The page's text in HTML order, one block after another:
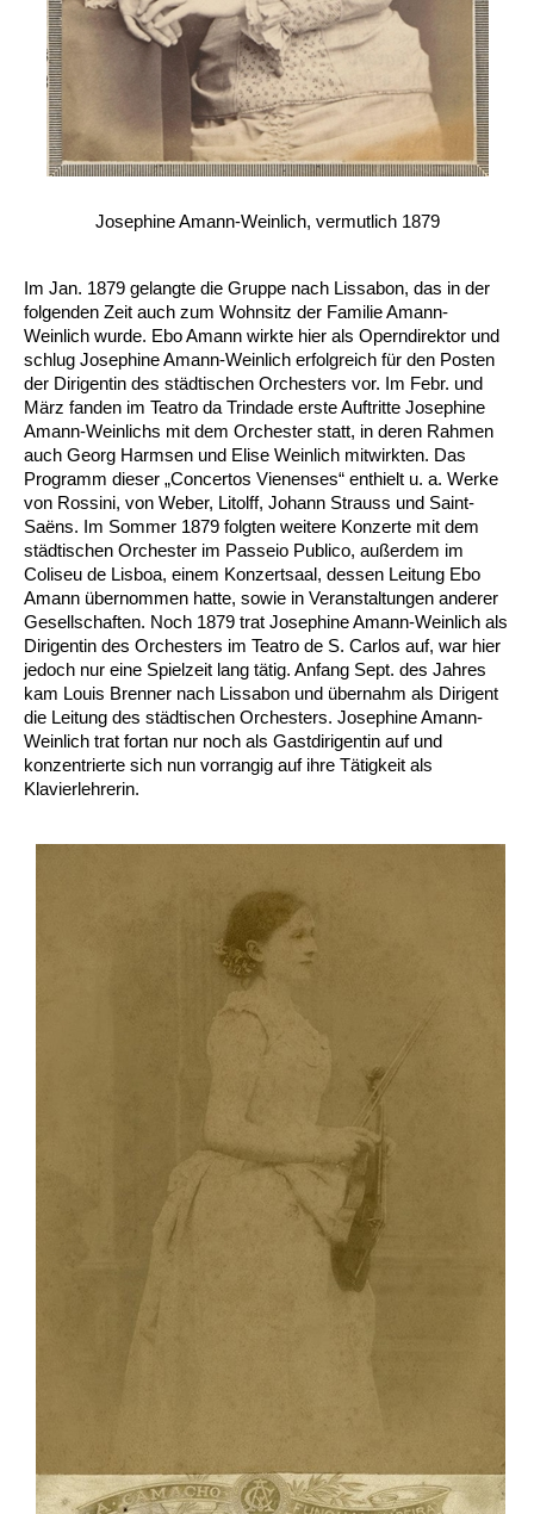
Josephine Amann-Weinlich, vermutlich 1879
Im Jan. 1879 gelangte die Gruppe nach Lissabon, das in der
folgenden Zeit auch zum Wohnsitz der Familie Amann-
Weinlich wurde. Ebo Amann wirkte hier als Operndirektor und
schlug Josephine Amann-Weinlich erfolgreich für den Posten
der Dirigentin des städtischen Orchesters vor. Im Febr. und
März fanden im Teatro da Trindade erste Auftritte Josephine
Amann-Weinlichs mit dem Orchester statt, in deren Rahmen
auch Georg Harmsen und Elise Weinlich mitwirkten. Das
Programm dieser „Concertos Vienenses“ enthielt u. a. Werke
von Rossini, von Weber, Litolff, Johann Strauss und Saint-
Saëns. Im Sommer 1879 folgten weitere Konzerte mit dem
städtischen Orchester im Passeio Publico, außerdem im
Coliseu de Lisboa, einem Konzertsaal, dessen Leitung Ebo
Amann übernommen hatte, sowie in Veranstaltungen anderer
Gesellschaften. Noch 1879 trat Josephine Amann-Weinlich als
Dirigentin des Orchesters im Teatro de S. Carlos auf, war hier
jedoch nur eine Spielzeit lang tätig. Anfang Sept. des Jahres
kam Louis Brenner nach Lissabon und übernahm als Dirigent
die Leitung des städtischen Orchesters. Josephine Amann-
Weinlich trat fortan nur noch als Gastdirigentin auf und
konzentrierte sich nun vorrangig auf ihre Tätigkeit als
Klavierlehrerin.